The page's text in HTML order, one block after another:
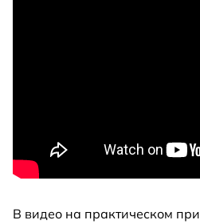
В видео на практическом